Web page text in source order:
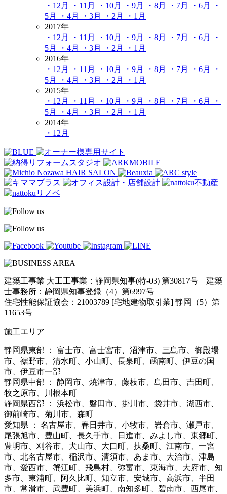
・12月
・11月 ・10月 ・9月 ・8月 ・7月 ・6月
・
5月
・4月 ・3月 ・2月
・1月
2017年
・12月
・11月 ・10月 ・9月 ・8月 ・7月 ・6月
・
5月
・4月 ・3月 ・2月
・1月
2016年
・12月
・11月 ・10月 ・9月 ・8月 ・7月 ・6月
・
5月
・4月 ・3月 ・2月
・1月
2015年
・12月
・11月 ・10月 ・9月 ・8月 ・7月 ・6月
・
5月
・4月 ・3月 ・2月
・1月
2014年
・12月
建築工事業 大工工事業：静岡県知事(特-03) 第30817号 建築
士事務所：静岡県知事登録（4）第6997号
住宅性能保証協会：21003789 [宅地建物取引業] 静岡（5）第
11653号
施工エリア
静岡県東部 ： 富士市、富士宮市、沼津市、三島市、御殿場
市、裾野市、清水町、小山町、長泉町、函南町、伊豆の国
市、伊豆市一部
静岡県中部 ： 静岡市、焼津市、藤枝市、島田市、吉田町、
牧之原市、川根本町
静岡県西部 ： 浜松市、磐田市、掛川市、袋井市、湖西市、
御前崎市、菊川市、森町
愛知県 ： 名古屋市、春日井市、小牧市、岩倉市、瀬戸市、
尾張旭市、豊山町、長久手市、日進市、みよし市、東郷町、
豊明市、刈谷市、犬山市、大口町、扶桑町、江南市、一宮
市、北名古屋市、稲沢市、清須市、あま市、大治市、津島
市、愛西市、蟹江町、飛島村、弥富市、東海市、大府市、知
多市、東浦町、阿久比町、知立市、安城市、高浜市、半田
市、常滑市、武豊町、美浜町、南知多町、碧南市、西尾市、